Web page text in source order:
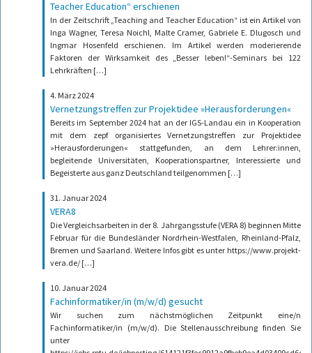
Teacher Education“ erschienen
In der Zeitschrift „Teaching and Teacher Education“ ist ein Artikel von
Inga Wagner, Teresa Noichl, Malte Cramer, Gabriele E. Dlugosch und
Ingmar Hosenfeld erschienen. Im Artikel werden moderierende
Faktoren der Wirksamkeit des „Besser leben!“-Seminars bei 122
Lehrkräften […]
4. März 2024
Vernetzungstreffen zur Projektidee »Herausforderungen«
Bereits im September 2024 hat an der IGS-Landau ein in Kooperation
mit dem zepf organisiertes Vernetzungstreffen zur Projektidee
»Herausforderungen« stattgefunden, an dem Lehrer:innen,
begleitende Universitäten, Kooperationspartner, Interessierte und
Begeisterte aus ganz Deutschland teilgenommen […]
31. Januar 2024
VERA8
Die Vergleichsarbeiten in der 8. Jahrgangsstufe (VERA 8) beginnen Mitte
Februar für die Bundesländer Nordrhein-Westfalen, Rheinland-Pfalz,
Bremen und Saarland. Weitere Infos gibt es unter https://www.projekt-
vera.de/ […]
10. Januar 2024
Fachinformatiker/in (m/w/d) gesucht
Wir suchen zum nächstmöglichen Zeitpunkt eine/n
Fachinformatiker/in (m/w/d). Die Stellenausschreibung finden Sie
unter